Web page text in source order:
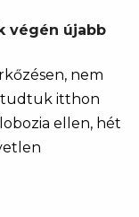
végén újabb
nem
tudtuk itthon
ellen, hét